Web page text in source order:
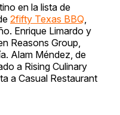
en la lista de
2fifty Texas BBQ,
Enrique Limardo y
Reasons Group,
Alam Méndez, de
a Rising Culinary
a Casual Restaurant